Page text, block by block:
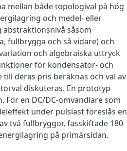
mellan både topologival på hög
och medel- eller
såsom
fullbrygga och så vidare) och
och algebraiska uttryck
för kondensator- och
deras pris beräknas och val av
diskuteras. En prototyp
en DC/DC-omvandlare som
under pulslast föreslås en
två fullbryggor, fasskiftade 180
på primärsidan.